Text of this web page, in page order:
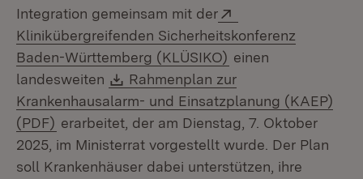
Integration gemeinsam mit der
Klinikübergreifenden Sicherheitskonferenz
Baden-Württemberg (KLÜSIKO) (Öffnet in neuem
einen
landesweiten
Download:
Rahmenplan zur
Krankenhausalarm- und Einsatzplanung (KAEP)
(PDF) (Öffnet in neuem Fenster)
erarbeitet, der am Dienstag, 7. Oktober
2025, im Ministerrat vorgestellt wurde. Der Plan
soll Krankenhäuser dabei unterstützen, ihre